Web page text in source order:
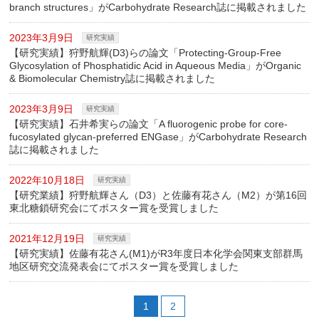
branch structures」がCarbohydrate Research誌に掲載されました
2023年3月9日 研究実績
【研究実績】狩野航輝(D3)らの論文「Protecting-Group-Free
Glycosylation of Phosphatidic Acid in Aqueous Media」がOrganic
& Biomolecular Chemistry誌に掲載されました
2023年3月9日 研究実績
【研究実績】石井希実らの論文「A fluorogenic probe for core-
fucosylated glycan-preferred ENGase」がCarbohydrate Research
誌に掲載されました
2022年10月18日 研究実績
【研究業績】狩野航輝さん（D3）と佐藤有花さん（M2）が第16回
東北糖鎖研究会にてポスター賞を受賞しました
2021年12月19日 研究実績
【研究実績】佐藤有花さん(M1)がR3年度日本化学会関東支部群馬
地区研究交流発表会にてポスター賞を受賞しました
1 2